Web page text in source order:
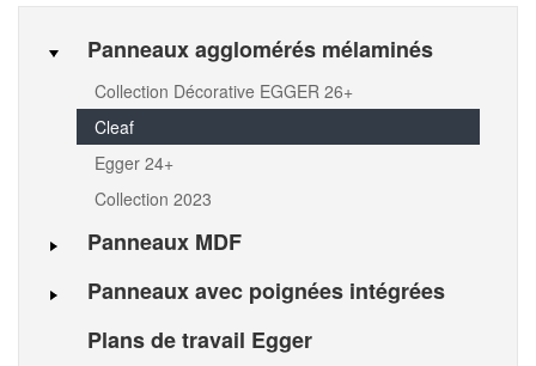
Panneaux agglomérés mélaminés
Collection Décorative EGGER 26+
Cleaf
Egger 24+
Collection 2023
Panneaux MDF
Panneaux avec poignées intégrées
Plans de travail Egger